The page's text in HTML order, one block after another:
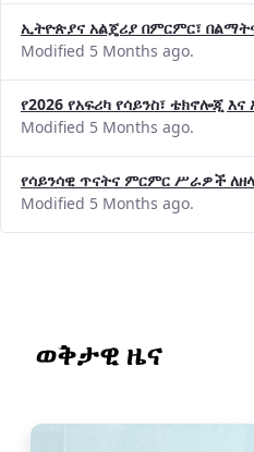
ኢትዮጵያና አልጄሪያ በምርምር፣
Modified 5 Months ago.
የ2026 የአፍሪካ የሳይንስ፣ ቴክኖሎጂ
Modified 5 Months ago.
የሳይንሳዊ ጥናትና ምርምር ሥራዎች
Modified 5 Months ago.
ወቅታዊ ዜና